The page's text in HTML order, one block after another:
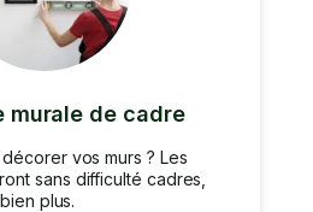
murale de cadre
vos murs ? Les
sans difficulté cadres,
plus.